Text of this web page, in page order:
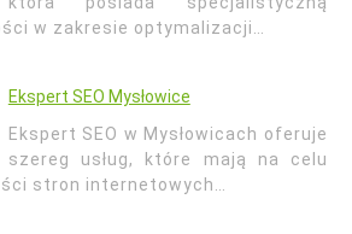
w zakresie optymalizacji…
Ekspert SEO Mysłowice
Ekspert SEO w Mysłowicach oferuje
szereg usług, które mają na celu
stron internetowych…